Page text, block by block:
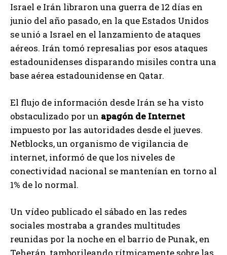
Israel e Irán libraron una guerra de 12 días en
junio del año pasado, en la que Estados Unidos
se unió a Israel en el lanzamiento de ataques
aéreos. Irán tomó represalias por esos ataques
estadounidenses disparando misiles contra una
base aérea estadounidense en Qatar.
El flujo de información desde Irán se ha visto
obstaculizado por un apagón de Internet
impuesto por las autoridades desde el jueves.
Netblocks, un organismo de vigilancia de
internet, informó de que los niveles de
conectividad nacional se mantenían en torno al
1% de lo normal.
Un vídeo publicado el sábado en las redes
sociales mostraba a grandes multitudes
reunidas por la noche en el barrio de Punak, en